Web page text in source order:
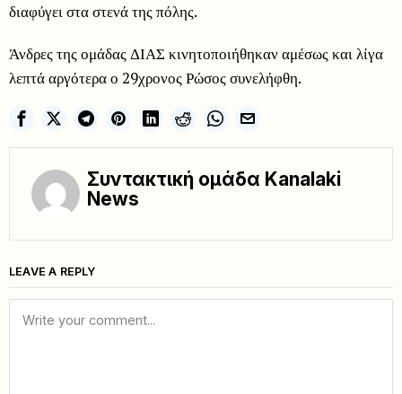
διαφύγει στα στενά της πόλης.
Άνδρες της ομάδας ΔΙΑΣ κινητοποιήθηκαν αμέσως και λίγα
λεπτά αργότερα ο 29χρονος Ρώσος συνελήφθη.
Συντακτική ομάδα Kanalaki
News
LEAVE A REPLY